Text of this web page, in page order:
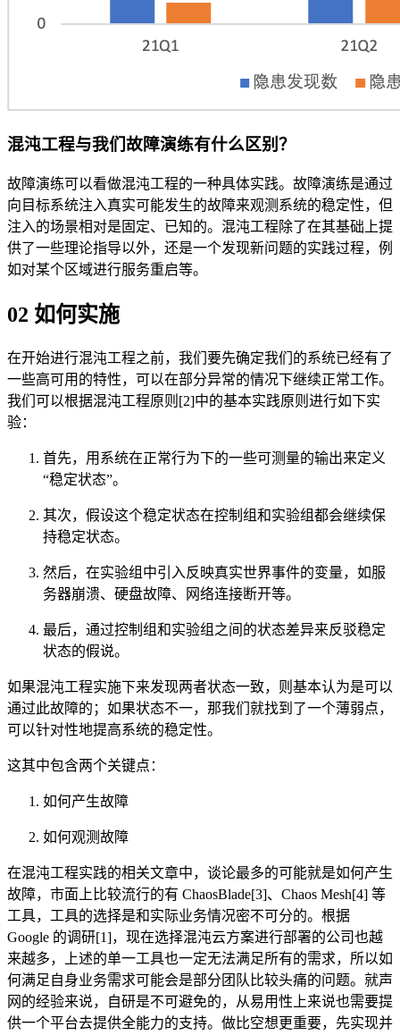
混沌工程与我们故障演练有什么区别？
故障演练可以看做混沌工程的一种具体实践。故障演练是通过
向目标系统注入真实可能发生的故障来观测系统的稳定性，但
注入的场景相对是固定、已知的。混沌工程除了在其基础上提
供了一些理论指导以外，还是一个发现新问题的实践过程，例
如对某个区域进行服务重启等。
02 如何实施
在开始进行混沌工程之前，我们要先确定我们的系统已经有了
一些高可用的特性，可以在部分异常的情况下继续正常工作。
我们可以根据混沌工程原则[2]中的基本实践原则进行如下实
验：
首先，用系统在正常行为下的一些可测量的输出来定义
“稳定状态”。
其次，假设这个稳定状态在控制组和实验组都会继续保
持稳定状态。
然后，在实验组中引入反映真实世界事件的变量，如服
务器崩溃、硬盘故障、网络连接断开等。
最后，通过控制组和实验组之间的状态差异来反驳稳定
状态的假说。
如果混沌工程实施下来发现两者状态一致，则基本认为是可以
通过此故障的；如果状态不一，那我们就找到了一个薄弱点，
可以针对性地提高系统的稳定性。
这其中包含两个关键点：
如何产生故障
如何观测故障
在混沌工程实践的相关文章中，谈论最多的可能就是如何产生
故障，市面上比较流行的有 ChaosBlade[3]、Chaos Mesh[4] 等
工具，工具的选择是和实际业务情况密不可分的。根据
Google 的调研[1]，现在选择混沌云方案进行部署的公司也越
来越多，上述的单一工具也一定无法满足所有的需求，所以如
何满足自身业务需求可能会是部分团队比较头痛的问题。就声
网的经验来说，自研是不可避免的，从易用性上来说也需要提
供一个平台去提供全能力的支持。做比空想更重要，先实现并